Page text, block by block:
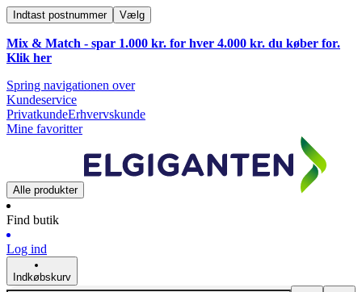
Indtast postnummer Vælg
Mix & Match - spar 1.000 kr. for hver 4.000 kr. du køber for.
Klik her
Spring navigationen over
Kundeservice
PrivatkundeErhvervskunde
Mine favoritter
Alle produkter
Find butik
Log ind
Indkøbskurv